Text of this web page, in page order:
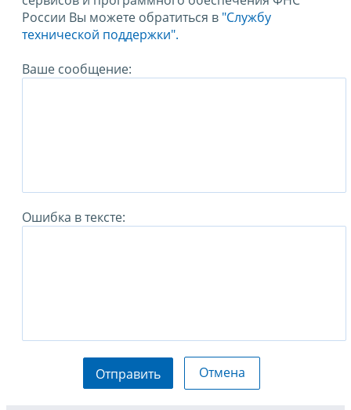
России Вы можете обратиться в "Службу
технической поддержки".
Ваше сообщение:
Ошибка в тексте:
Отправить Отмена